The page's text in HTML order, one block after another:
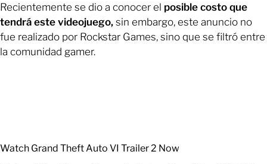
Recientemente se dio a conocer el posible costo que
tendrá este videojuego, sin embargo, este anuncio no
fue realizado por Rockstar Games, sino que se filtró entre
la comunidad gamer.
Watch Grand Theft Auto VI Trailer 2 Now